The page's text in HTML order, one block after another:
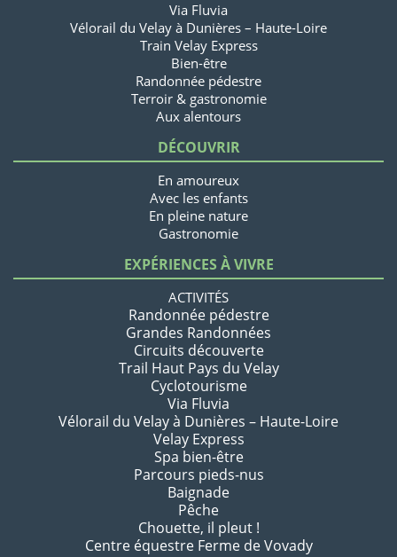
Via Fluvia
Vélorail du Velay à Dunières – Haute-Loire
Train Velay Express
Bien-être
Randonnée pédestre
Terroir & gastronomie
Aux alentours
DÉCOUVRIR
En amoureux
Avec les enfants
En pleine nature
Gastronomie
EXPÉRIENCES À VIVRE
ACTIVITÉS
Randonnée pédestre
Grandes Randonnées
Circuits découverte
Trail Haut Pays du Velay
Cyclotourisme
Via Fluvia
Vélorail du Velay à Dunières – Haute-Loire
Velay Express
Spa bien-être
Parcours pieds-nus
Baignade
Pêche
Chouette, il pleut !
Centre équestre Ferme de Vovady